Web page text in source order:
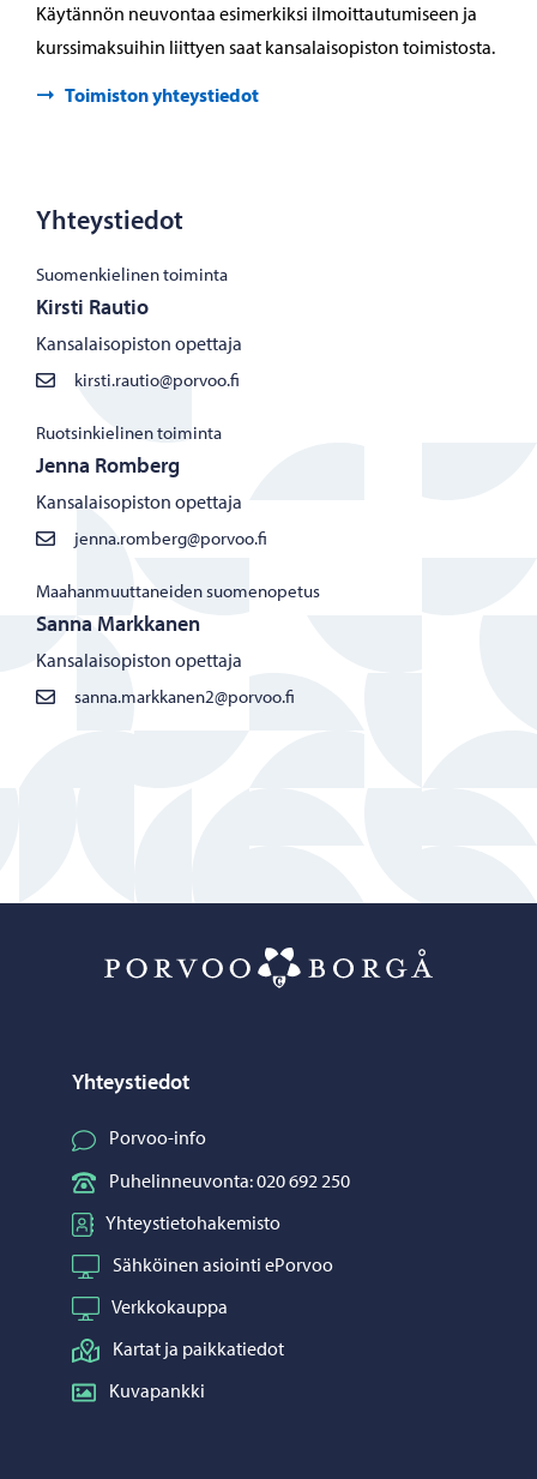
Käytännön neuvontaa esimerkiksi ilmoittautumiseen ja
kurssimaksuihin liittyen saat kansalaisopiston toimistosta.
Toimiston yhteystiedot
Yhteystiedot
Suomenkielinen toiminta
Kirsti Rautio
Kansalaisopiston opettaja
kirsti.rautio@porvoo.fi
Ruotsinkielinen toiminta
Jenna Romberg
Kansalaisopiston opettaja
jenna.romberg@porvoo.fi
Maahanmuuttaneiden suomenopetus
Sanna Markkanen
Kansalaisopiston opettaja
sanna.markkanen2@porvoo.fi
Yhteystiedot
Porvoo-info
Puhelinneuvonta: 020 692 250
Yhteystietohakemisto
Sähköinen asiointi ePorvoo
Verkkokauppa
Kartat ja paikkatiedot
Kuvapankki